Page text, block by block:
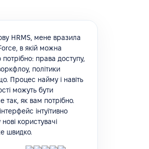
HRMS, мене вразила
в якій можна
права доступу,
політики
Процес найму і навіть
можуть бути
так, як вам потрібно.
інтуїтивно
користувачі
швидко.